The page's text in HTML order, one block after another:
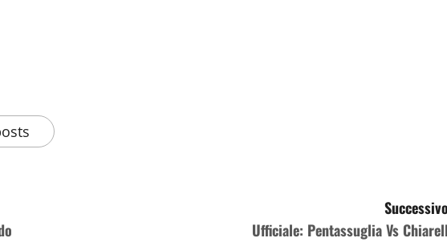
Ufficiale: Pentassuglia Vs